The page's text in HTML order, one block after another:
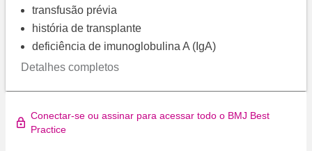
transfusão prévia
história de transplante
deficiência de imunoglobulina A (IgA)
Detalhes completos
Conectar-se ou assinar para acessar todo o BMJ Best
Practice